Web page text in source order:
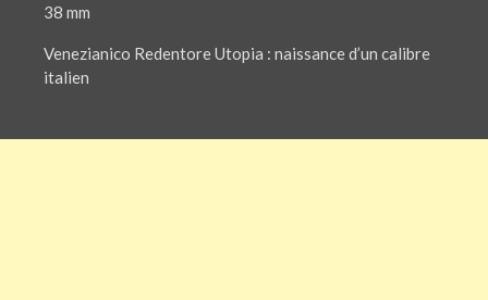
38 mm
Venezianico Redentore Utopia : naissance d’un calibre
italien